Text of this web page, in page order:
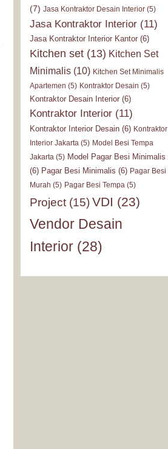
(7) Jasa Kontraktor Desain Interior(5)
Jasa Kontraktor Interior(11)
Jasa Kontraktor Interior Kantor(6)
Kitchen set(13) Kitchen Set
Minimalis(10) Kitchen Set Minimalis
Apartemen (5) Kontraktor Desain (5)
Kontraktor Desain Interior(6)
Kontraktor Interior(11)
Kontraktor Interior Desain(6) Kontraktor
Interior Jakarta(5) Model Besi Tempa
Jakarta(5) Model Pagar Besi Minimalis
(6) Pagar Besi Minimalis (6) Pagar Besi
Murah (5) Pagar Besi Tempa(5)
Project(15) VDI (23)
Vendor Desain
Interior(28)